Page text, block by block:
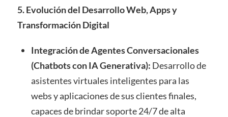
5. Evolución del Desarrollo Web, Apps y
Transformación Digital
Integración de Agentes Conversacionales
(Chatbots con IA Generativa): Desarrollo de
asistentes virtuales inteligentes para las
webs y aplicaciones de sus clientes finales,
capaces de brindar soporte 24/7 de alta